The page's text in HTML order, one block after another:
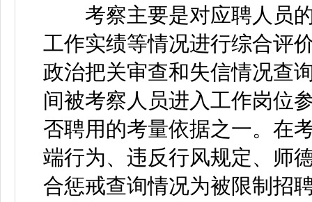
考察主要是对应聘人员的
工作实绩等情况进行综合评
政治把关审查和失信情况查
间被考察人员进入工作岗位
否聘用的考量依据之一。在
端行为、违反行风规定、师
合惩戒查询情况为被限制招